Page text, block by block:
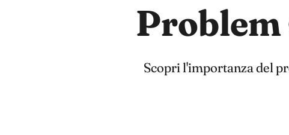
Scopri l'importanza del